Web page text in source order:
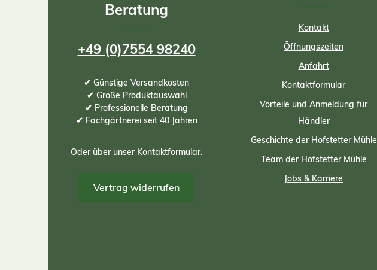
Beratung
+49 (0)7554 98240
✔ Günstige Versandkosten
✔ Große Produktauswahl
✔ Professionelle Beratung
✔ Fachgärtnerei seit 40 Jahren
Oder über unser Kontaktformular.
Vertrag widerrufen
Kontakt
Öffnungszeiten
Anfahrt
Kontaktformular
Vorteile und Anmeldung für
Händler
Geschichte der Hofstetter Mühle
Team der Hofstetter Mühle
Jobs & Karriere